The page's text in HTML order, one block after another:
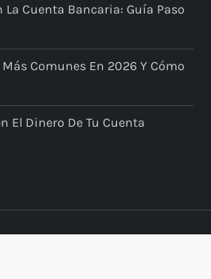
La Cuenta Bancaria: Guía Paso
Comunes En 2026 Y Cómo
El Dinero De Tu Cuenta